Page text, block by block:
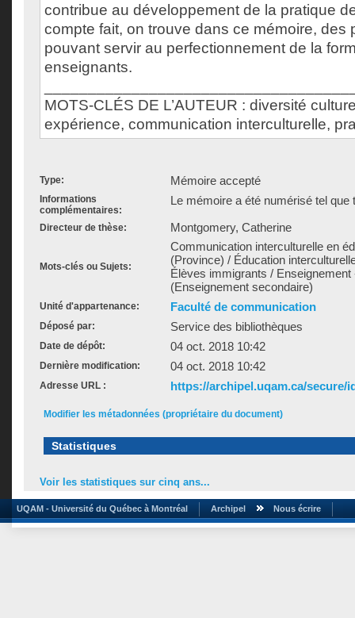
contribue au développement de la pratique
compte fait, on trouve dans ce mémoire, des
pouvant servir au perfectionnement de la
enseignants.
MOTS-CLÉS DE L’AUTEUR : diversité
expérience, communication interculturelle,
Type: Mémoire accepté
Informations
complémentaires:
Le mémoire a été numérisé tel que
Directeur de thèse: Montgomery, Catherine
Mots-clés ou Sujets:
Communication interculturelle en
(Province) / Éducation
Élèves immigrants /
(Enseignement secondaire)
Unité d'appartenance: Faculté de communication
Déposé par: Service des bibliothèques
Date de dépôt: 04 oct. 2018 10:42
Dernière modification: 04 oct. 2018 10:42
Adresse URL : https://archipel.uqam.ca/secure/
Modifier les métadonnées (propriétaire du document)
Statistiques
Voir les statistiques sur cinq ans...
UQAM - Université du Québec à Montréal Archipel Nous écrire